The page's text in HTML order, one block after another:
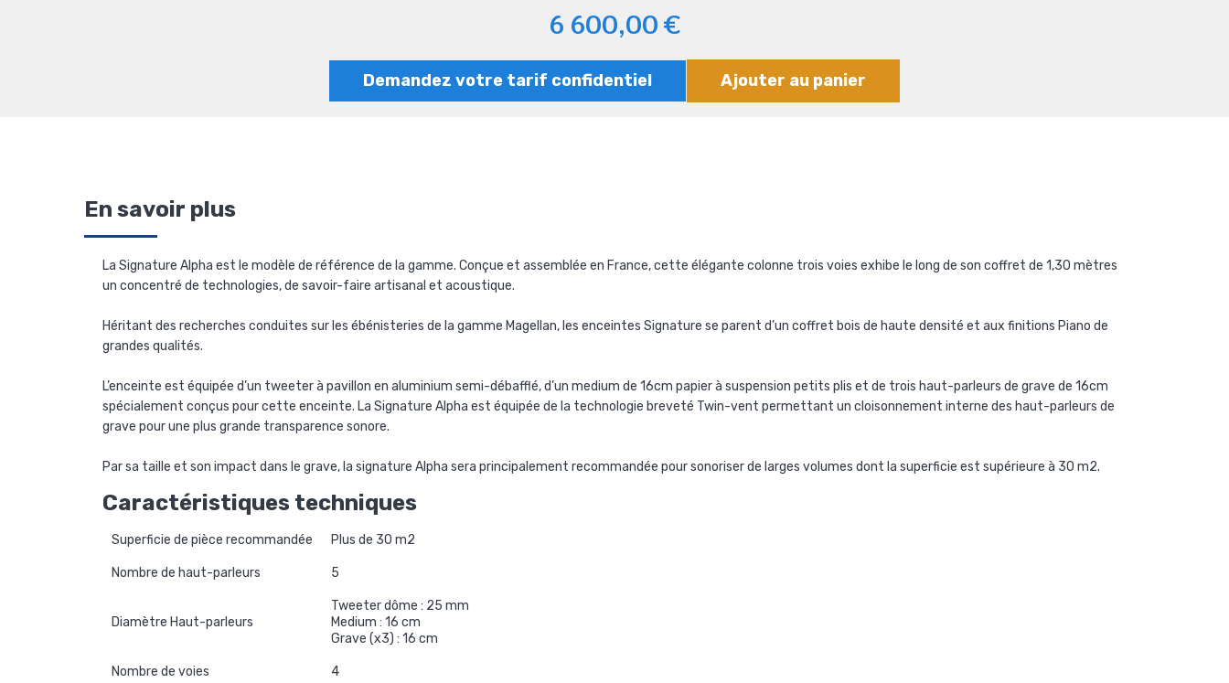
6 600,00 €
Demandez votre tarif confidentiel Ajouter au panier
En savoir plus
La Signature Alpha est le modèle de référence de la gamme. Conçue et assemblée en France, cette élégante colonne trois voies exhibe le long de son coffret de 1,30 mètres
un concentré de technologies, de savoir-faire artisanal et acoustique.
Héritant des recherches conduites sur les ébénisteries de la gamme Magellan, les enceintes Signature se parent d’un coffret bois de haute densité et aux finitions Piano de
grandes qualités.
L’enceinte est équipée d’un tweeter à pavillon en aluminium semi-débafflé, d’un medium de 16cm papier à suspension petits plis et de trois haut-parleurs de grave de 16cm
spécialement conçus pour cette enceinte. La Signature Alpha est équipée de la technologie breveté Twin-vent permettant un cloisonnement interne des haut-parleurs de
grave pour une plus grande transparence sonore.
Par sa taille et son impact dans le grave, la signature Alpha sera principalement recommandée pour sonoriser de larges volumes dont la superficie est supérieure à 30 m2.
Caractéristiques techniques
Superficie de pièce recommandée Plus de 30 m2
Nombre de haut-parleurs 5
Diamètre Haut-parleurs
Tweeter dôme : 25 mm
Medium : 16 cm
Grave (x3) : 16 cm
Nombre de voies 4